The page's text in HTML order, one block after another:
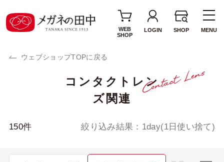
WEB
SHOP
LOGIN SHOP MENU
ウェブショップTOPに戻る
コンタクトレン
ズ関連
150件 絞り込み結果： 1day(1日使い捨て)
使用期間・タイプ
1MONTH(1ヶ月交
カラーレンズ
サークルレンズ
乱視用レンズ